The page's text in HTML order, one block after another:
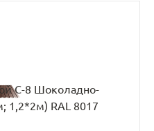
С-8 Шоколадно-
1,2*2м) RAL 8017